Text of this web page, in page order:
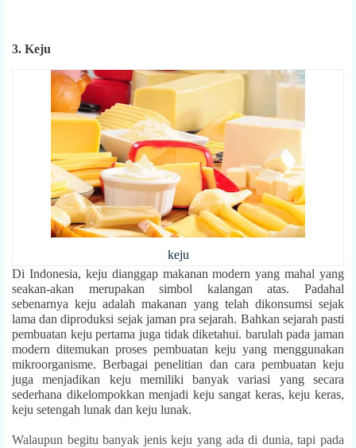
3. Keju
keju
Di Indonesia, keju dianggap makanan modern yang mahal yang
seakan-akan merupakan simbol kalangan atas. Padahal
sebenarnya keju adalah makanan yang telah dikonsumsi sejak
lama dan diproduksi sejak jaman pra sejarah. Bahkan sejarah pasti
pembuatan keju pertama juga tidak diketahui. barulah pada jaman
modern ditemukan proses pembuatan keju yang menggunakan
mikroorganisme. Berbagai penelitian dan cara pembuatan keju
juga menjadikan keju memiliki banyak variasi yang secara
sederhana dikelompokkan menjadi keju sangat keras, keju keras,
keju setengah lunak dan keju lunak.
Walaupun begitu banyak jenis keju yang ada di dunia, tapi pada